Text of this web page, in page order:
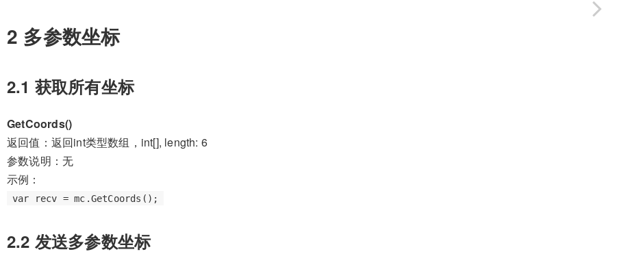
2 多参数坐标
2.1 获取所有坐标
GetCoords()
返回值：返回int类型数组，int[], length: 6
参数说明：无
示例：
var recv = mc.GetCoords();
2.2 发送多参数坐标